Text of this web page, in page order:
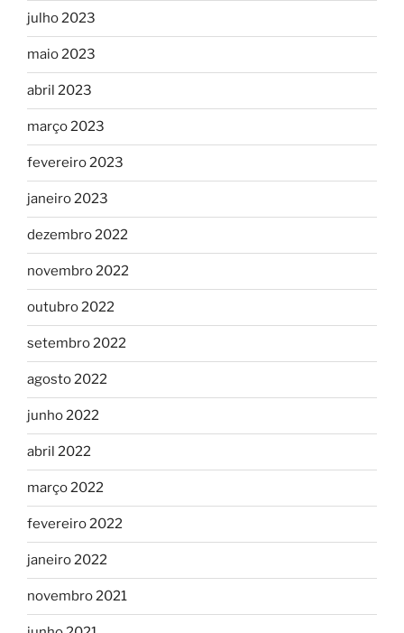
julho 2023
maio 2023
abril 2023
março 2023
fevereiro 2023
janeiro 2023
dezembro 2022
novembro 2022
outubro 2022
setembro 2022
agosto 2022
junho 2022
abril 2022
março 2022
fevereiro 2022
janeiro 2022
novembro 2021